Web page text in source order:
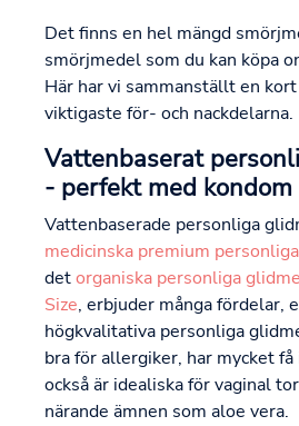
Det finns en hel mängd
smörjmedel som du kan köpa
Här har vi sammanställt en
viktigaste för- och nackdelarna.
Vattenbaserat
- perfekt med kondom
Vattenbaserade personliga
medicinska premium
detorganiska personliga
Size, erbjuder många fördelar,
högkvalitativa personliga
bra för allergiker, har mycket
också är idealiska för vaginal
närande ämnen som aloe vera.